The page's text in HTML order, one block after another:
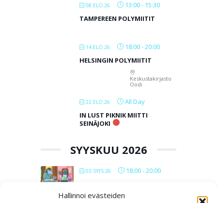
Hallinnoi evästeiden
08.ELO.26 13:00- 15:30
TAMPEREEN POLYMIITIT
14.ELO.26 18:00-20:00
HELSINGIN POLYMIITIT
Keskustakirjasto
Oodi
22.ELO.26
All Day
IN LUST PIKNIK MIITTI
SEINÄJOKI
SYYSKUU 2026
03.SYYS.26 18:00-20:00